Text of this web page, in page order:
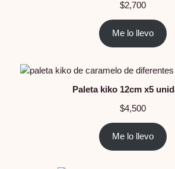
$2,700
Me lo llevo
Paleta kiko 12cm x5
$4,500
Me lo llevo